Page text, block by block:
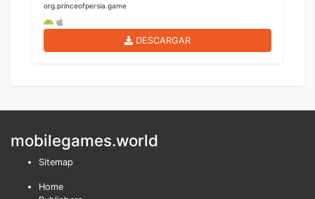
org.princeofpersia.game
DESCARGAR
mobilegames.world
Sitemap
Home